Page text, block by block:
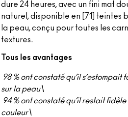
dure 24 heures, avec un fini mat
naturel, disponible en [71] teintes
la peau, conçu pour toutes les
textures.
Tous les avantages
98 % ont constaté qu’il s’estompait
sur la peau\
94 % ont constaté qu’il restait fidèle
couleur\